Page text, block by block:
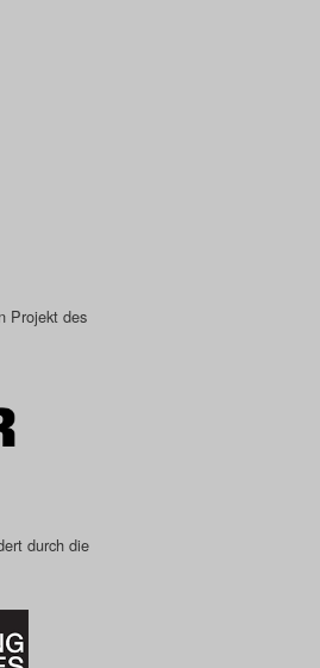
Blog
Blog
Blog
2025
Blog
Projekt des
durch die